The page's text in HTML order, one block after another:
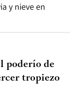
y nieve en
poderío de
tropiezo